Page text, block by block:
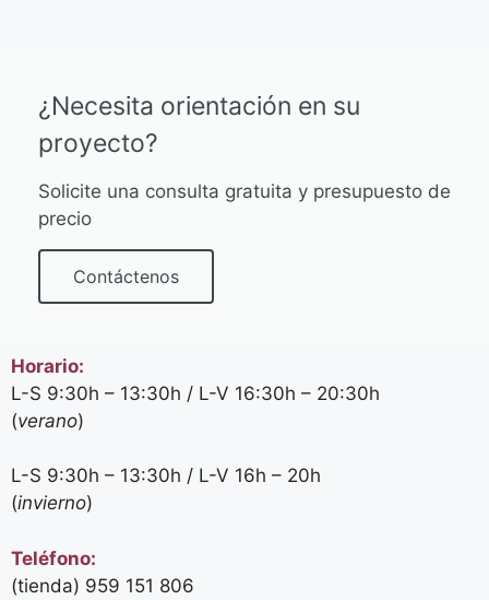
¿Necesita orientación en su
proyecto?
Solicite una consulta gratuita y presupuesto de
precio
Contáctenos
Horario:
L-S 9:30h – 13:30h / L-V 16:30h – 20:30h
(verano)
L-S 9:30h – 13:30h / L-V 16h – 20h
(invierno)
Teléfono:
(tienda) 959 151 806